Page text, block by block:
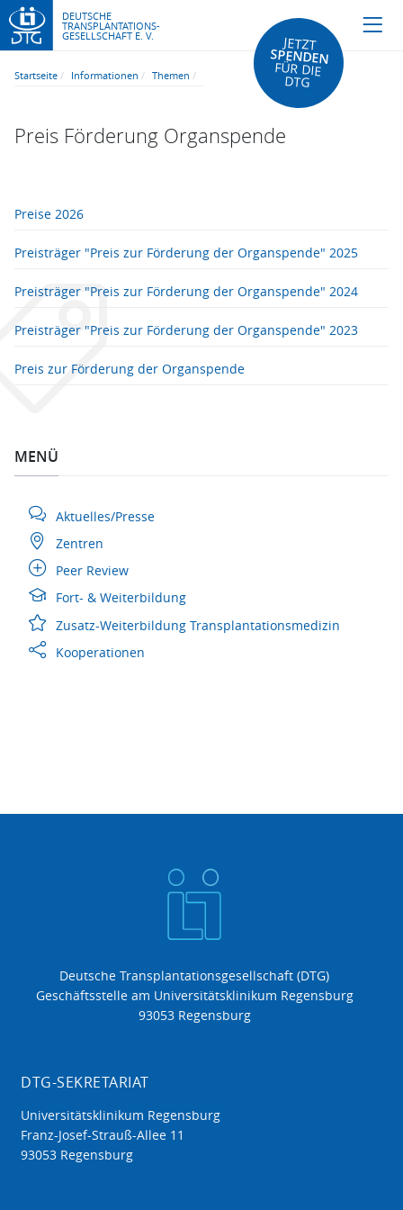
DEUTSCHE
TRANSPLANTATIONS-
GESELLSCHAFT E. V. JETZT
SPENDEN
FÜR DIE
DTG
Startseite Informationen Themen
Preis Förderung Organspende
Preise 2026
Preisträger "Preis zur Förderung der Organspende" 2025
Preisträger "Preis zur Förderung der Organspende" 2024
Preisträger "Preis zur Förderung der Organspende" 2023
Preis zur Förderung der Organspende
MENÜ
Aktuelles/Presse
Zentren
Peer Review
Fort- & Weiterbildung
Zusatz-Weiterbildung Transplantationsmedizin
Kooperationen
Deutsche Transplantationsgesellschaft (DTG)
Geschäftsstelle am Universitätsklinikum Regensburg
93053 Regensburg
DTG-SEKRETARIAT
Universitätsklinikum Regensburg
Franz-Josef-Strauß-Allee 11
93053 Regensburg